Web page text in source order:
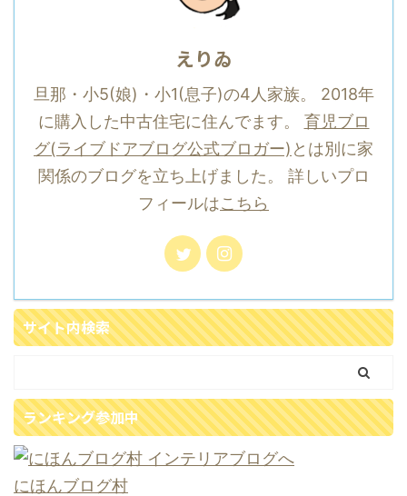
えりゐ
旦那・小5(娘)・小1(息子)の4人家族。 2018年
に購入した中古住宅に住んでます。 育児ブロ
グ(ライブドアブログ公式ブロガー) とは別に家
関係のブログを立ち上げました。 詳しいプロ
フィールはこちら
サイト内検索
ランキング参加中
にほんブログ村